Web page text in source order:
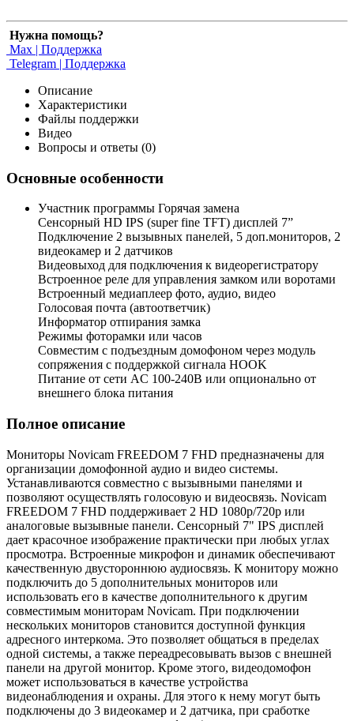
Нужна помощь?
Max | Поддержка
Telegram | Поддержка
Описание
Характеристики
Файлы поддержки
Видео
Вопросы и ответы (0)
Основные особенности
Участник программы Горячая замена
Сенcорный HD IPS (super fine TFT) дисплей 7”
Подключение 2 вызывных панелей, 5 доп.мониторов, 2
видеокамер и 2 датчиков
Видеовыход для подключения к видеорегистратору
Встроенное реле для управления замком или воротами
Встроенный медиаплеер фото, аудио, видео
Голосовая почта (автоответчик)
Информатор отпирания замка
Режимы фоторамки или часов
Совместим с подъездным домофоном через модуль
сопряжения с поддержкой сигнала HOOK
Питание от сети AC 100-240В или опционально от
внешнего блока питания
Полное описание
Мониторы Novicam FREEDOM 7 FHD предназначены для
организации домофонной аудио и видео системы.
Устанавливаются совместно с вызывными панелями и
позволяют осуществлять голосовую и видеосвязь. Novicam
FREEDOM 7 FHD поддерживает 2 HD 1080p/720p или
аналоговые вызывные панели. Сенсорный 7" IPS дисплей
дает красочное изображение практически при любых углах
просмотра. Встроенные микрофон и динамик обеспечивают
качественную двустороннюю аудиосвязь. К монитору можно
подключить до 5 дополнительных мониторов или
использовать его в качестве дополнительного к другим
совместимым мониторам Novicam. При подключении
нескольких мониторов становится доступной функция
адресного интеркома. Это позволяет общаться в пределах
одной системы, а также переадресовывать вызов с внешней
панели на другой монитор. Кроме этого, видеодомофон
может использоваться в качестве устройства
видеонаблюдения и охраны. Для этого к нему могут быть
подключены до 3 видеокамер и 2 датчика, при сработке